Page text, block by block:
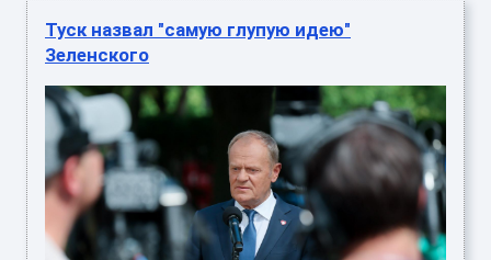
Туск назвал "самую глупую идею"
Зеленского